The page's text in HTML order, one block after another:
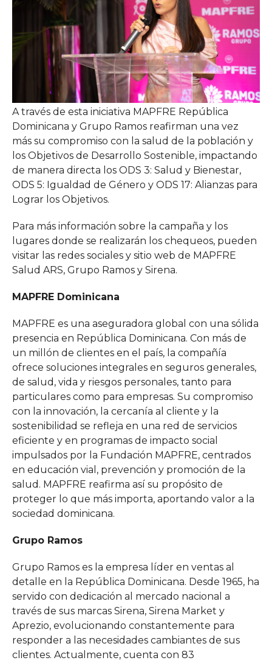
A través de esta iniciativa MAPFRE República
Dominicana y Grupo Ramos reafirman una vez
más su compromiso con la salud de la población y
los Objetivos de Desarrollo Sostenible, impactando
de manera directa los ODS 3: Salud y Bienestar,
ODS 5: Igualdad de Género y ODS 17: Alianzas para
Lograr los Objetivos.
Para más información sobre la campaña y los
lugares donde se realizarán los chequeos, pueden
visitar las redes sociales y sitio web de MAPFRE
Salud ARS, Grupo Ramos y Sirena.
MAPFRE Dominicana
MAPFRE es una aseguradora global con una sólida
presencia en República Dominicana. Con más de
un millón de clientes en el país, la compañía
ofrece soluciones integrales en seguros generales,
de salud, vida y riesgos personales, tanto para
particulares como para empresas. Su compromiso
con la innovación, la cercanía al cliente y la
sostenibilidad se refleja en una red de servicios
eficiente y en programas de impacto social
impulsados por la Fundación MAPFRE, centrados
en educación vial, prevención y promoción de la
salud. MAPFRE reafirma así su propósito de
proteger lo que más importa, aportando valor a la
sociedad dominicana.
Grupo Ramos
Grupo Ramos es la empresa líder en ventas al
detalle en la República Dominicana. Desde 1965, ha
servido con dedicación al mercado nacional a
través de sus marcas Sirena, Sirena Market y
Aprezio, evolucionando constantemente para
responder a las necesidades cambiantes de sus
clientes. Actualmente, cuenta con 83